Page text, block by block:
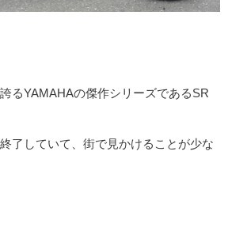
るYAMAHAの傑作シリーズであるSR
了していて、街で見かけることが少な